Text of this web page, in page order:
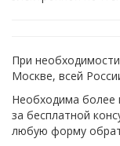
При
Москве, всей
Необходима более
за бесплатной
любую форму